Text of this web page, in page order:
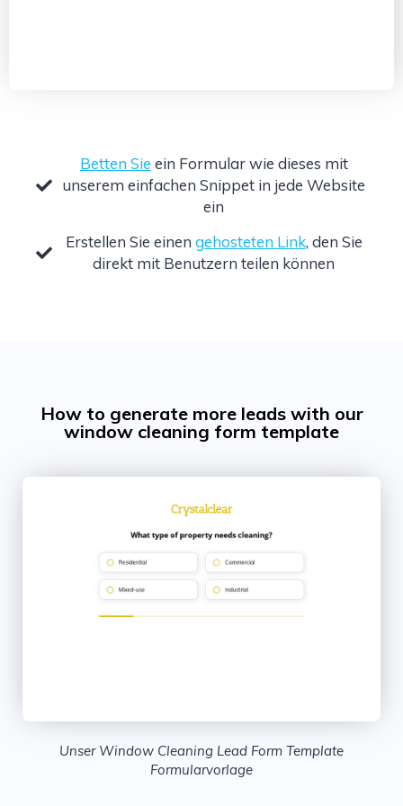
Betten Sie ein Formular wie dieses mit
unserem einfachen Snippet in jede Website
ein
Erstellen Sie einen gehosteten Link, den Sie
direkt mit Benutzern teilen können
How to generate more leads with our
window cleaning form template
Unser Window Cleaning Lead Form Template
Formularvorlage